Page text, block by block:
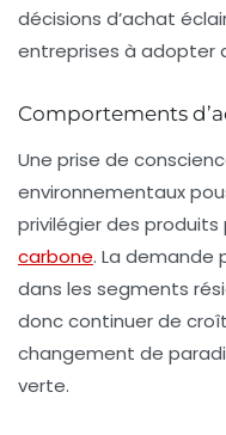
décisions d’achat
entreprises à adopter
Comportements
Une prise de
environnementaux
privilégier des
carbone. La demande
dans les segments
donc continuer de
changement de
verte.